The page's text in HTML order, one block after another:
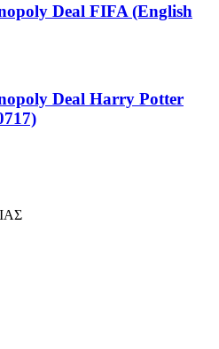
Deal FIFA (English
Deal Harry Potter